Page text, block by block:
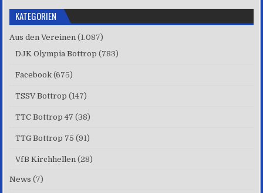
KATEGORIEN
Aus den Vereinen (1.087)
DJK Olympia Bottrop (783)
Facebook (675)
TSSV Bottrop (147)
TTC Bottrop 47 (38)
TTG Bottrop 75 (91)
VfB Kirchhellen (28)
News (7)